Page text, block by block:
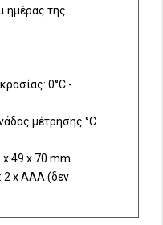
ημέρας της
0°C -
μέτρησης °C
49 x 70 mm
2 x AAA (δεν